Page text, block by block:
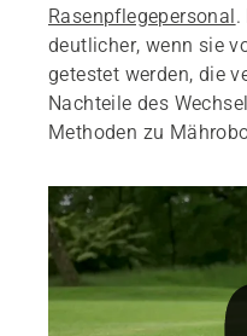
Rasenpflegepersonal.
deutlicher, wenn sie
getestet werden, die
Nachteile des
Methoden zu